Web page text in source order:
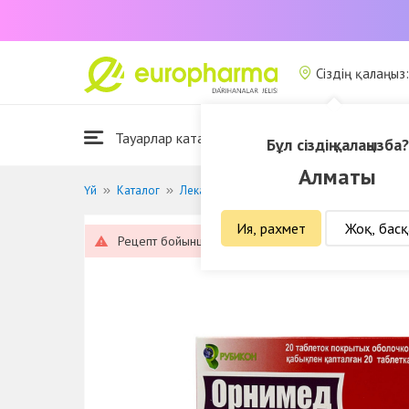
Сіздің
Бұл сіздің қалаңызба?
Алматы
Ия, рахмет Жоқ,
Біз туралы
Тауарлар каталогы
Үй Каталог Лекарственные средства
Рецепт бойынша